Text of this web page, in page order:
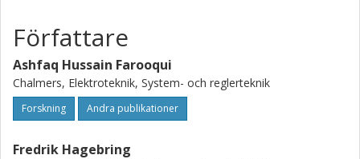
Författare
Ashfaq Hussain Farooqui
Chalmers, Elektroteknik, System- och reglerteknik
Forskning Andra publikationer
Fredrik Hagebring